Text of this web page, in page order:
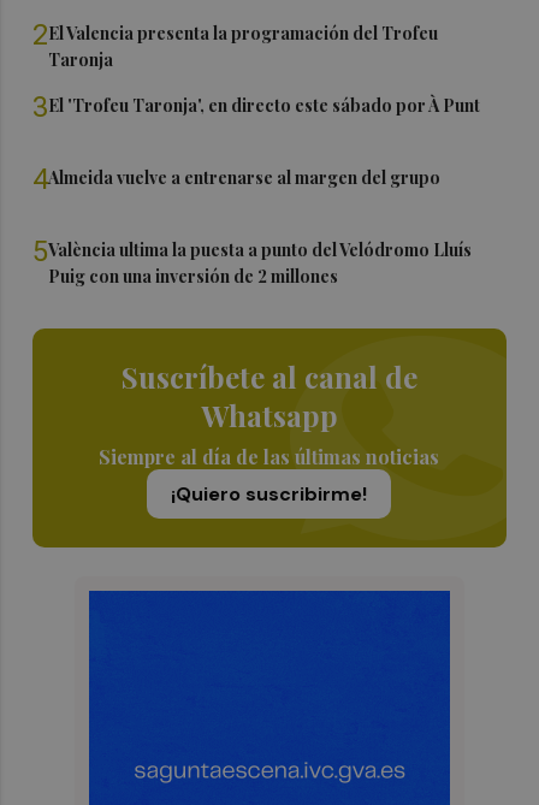
2El Valencia presenta la programación del Trofeu
Taronja
3El 'Trofeu Taronja', en directo este sábado por À Punt
4Almeida vuelve a entrenarse al margen del grupo
5València ultima la puesta a punto del Velódromo Lluís
Puig con una inversión de 2 millones
Suscríbete al canal de
Whatsapp
Siempre al día de las últimas noticias
¡Quiero suscribirme!